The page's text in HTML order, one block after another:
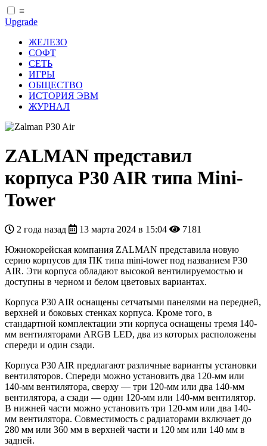
≡
Upgrade
ЖЕЛЕЗО
СОФТ
СЕТЬ
ИГРЫ
ОБЩЕСТВО
ИСТОРИЯ ЭВМ
ЖУРНАЛ
ZALMAN представил
корпуса P30 AIR типа Mini-
Tower
2 года назад 13 марта 2024 в 15:04
7181
Южнокорейская компания ZALMAN представила новую
серию корпусов для ПК типа mini-tower под названием P30
AIR. Эти корпуса обладают высокой вентилируемостью и
доступны в черном и белом цветовых вариантах.
Корпуса P30 AIR оснащены сетчатыми панелями на передней,
верхней и боковых стенках корпуса. Кроме того, в
стандартной комплектации эти корпуса оснащены тремя 140-
мм вентиляторами ARGB LED, два из которых расположены
спереди и один сзади.
Корпуса P30 AIR предлагают различные варианты установки
вентиляторов. Спереди можно установить два 120-мм или
140-мм вентилятора, сверху — три 120-мм или два 140-мм
вентилятора, а сзади — один 120-мм или 140-мм вентилятор.
В нижней части можно установить три 120-мм или два 140-
мм вентилятора. Совместимость с радиаторами включает до
280 мм или 360 мм в верхней части и 120 мм или 140 мм в
задней.